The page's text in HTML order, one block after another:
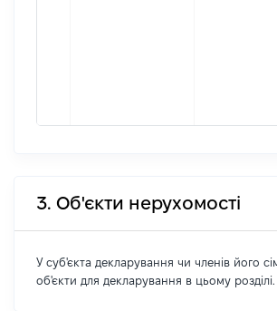
3. Об'єкти нерухомості
У суб'єкта декларування чи членів його
об'єкти для декларування в цьому розділі.